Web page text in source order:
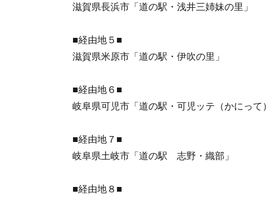
滋賀県長浜市「道の駅・浅井三姉妹の里」
■経由地５■
滋賀県米原市「道の駅・伊吹の里」
■経由地６■
岐阜県可児市「道の駅・可児ッテ（かにって
■経由地７■
岐阜県土岐市「道の駅 志野・織部」
■経由地８■